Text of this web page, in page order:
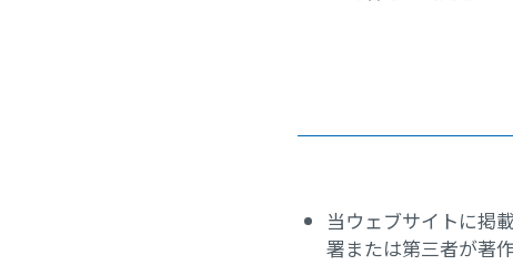
当ウェブサイトに掲
署または第三者が著